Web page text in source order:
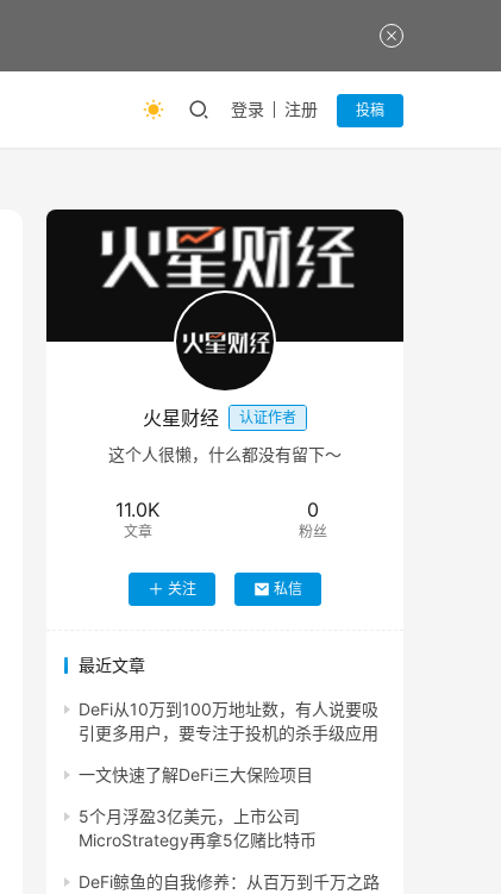
登录 注册 投稿
火星财经 认证作者
这个人很懒，什么都没有留下～
11.0K
文章
0
粉丝
关注 私信
最近文章
DeFi从10万到100万地址数，有人说要吸
引更多用户，要专注于投机的杀手级应用
一文快速了解DeFi三大保险项目
5个月浮盈3亿美元，上市公司
MicroStrategy再拿5亿赌比特币
DeFi鲸鱼的自我修养：从百万到千万之路